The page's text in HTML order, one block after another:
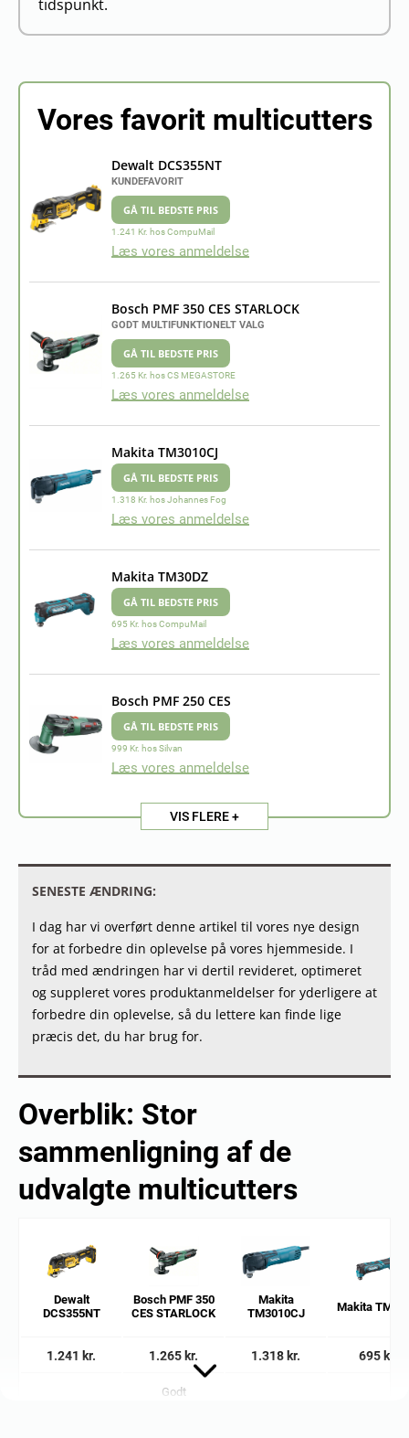
tidspunkt.
Vores favorit multicutters
Dewalt DCS355NT
KUNDEFAVORIT
GÅ TIL BEDSTE PRIS
1.241 Kr. hos CompuMail
Læs vores anmeldelse
Bosch PMF 350 CES STARLOCK
GODT MULTIFUNKTIONELT VALG
GÅ TIL BEDSTE PRIS
1.265 Kr. hos CS MEGASTORE
Læs vores anmeldelse
Makita TM3010CJ
GÅ TIL BEDSTE PRIS
1.318 Kr. hos Johannes Fog
Læs vores anmeldelse
Makita TM30DZ
GÅ TIL BEDSTE PRIS
695 Kr. hos CompuMail
Læs vores anmeldelse
Bosch PMF 250 CES
GÅ TIL BEDSTE PRIS
999 Kr. hos Silvan
Læs vores anmeldelse
VIS FLERE +
SENESTE ÆNDRING:
I dag har vi overført denne artikel til vores nye design
for at forbedre din oplevelse på vores hjemmeside. I
tråd med ændringen har vi dertil revideret, optimeret
og suppleret vores produktanmeldelser for yderligere at
forbedre din oplevelse, så du lettere kan finde lige
præcis det, du har brug for.
Overblik: Stor
sammenligning af de
udvalgte multicutters
Dewalt
DCS355NT
Bosch PMF 350
CES STARLOCK
Makita
TM3010CJ
Makita
1.241 kr. 1.265 kr. 1.318 kr. 695 kr.
Godt